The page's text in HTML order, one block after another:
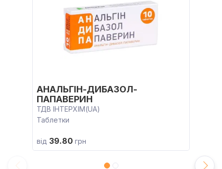
АНАЛЬГІН-ДИБАЗОЛ-
ПАПАВЕРИН
ТДВ ІНТЕРХІМ(UA)
Таблетки
від 39.80 грн